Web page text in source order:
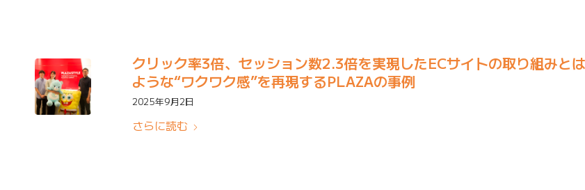
クリック率3倍、セッション数2.3倍を実現したECサイトの取り組みと
ような“ワクワク感”を再現するPLAZAの事例
2025年9月2日
さらに読む